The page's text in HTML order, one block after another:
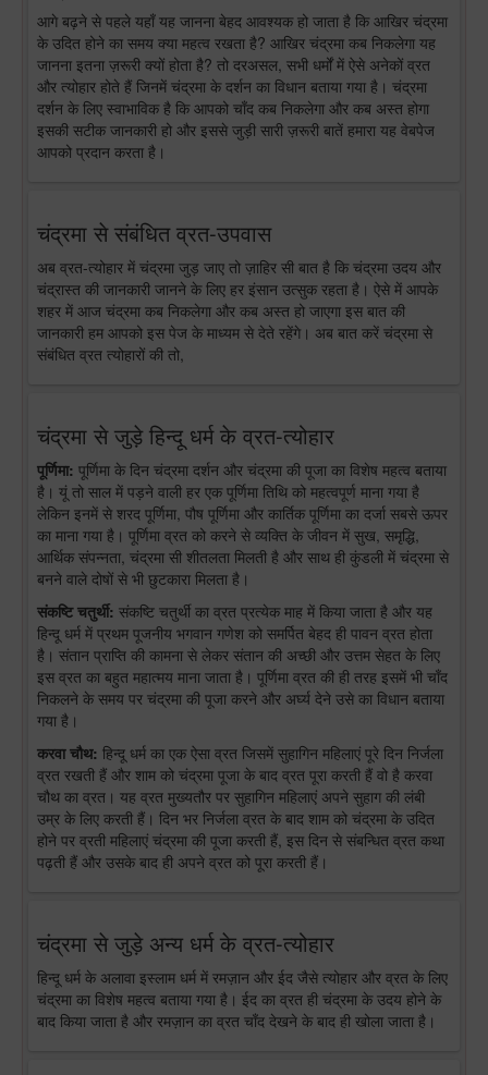
आगे बढ़ने से पहले यहाँ यह जानना बेहद आवश्यक हो जाता है कि आखिर चंद्रमा
के उदित होने का समय क्या महत्व रखता है? आखिर चंद्रमा कब निकलेगा यह
जानना इतना ज़रूरी क्यों होता है? तो दरअसल, सभी धर्मों में ऐसे अनेकों व्रत
और त्योहार होते हैं जिनमें चंद्रमा के दर्शन का विधान बताया गया है। चंद्रमा
दर्शन के लिए स्वाभाविक है कि आपको चाँद कब निकलेगा और कब अस्त होगा
इसकी सटीक जानकारी हो और इससे जुड़ी सारी ज़रूरी बातें हमारा यह वेबपेज
आपको प्रदान करता है।
चंद्रमा से संबंधित व्रत-उपवास
अब व्रत-त्योहार में चंद्रमा जुड़ जाए तो ज़ाहिर सी बात है कि चंद्रमा उदय और
चंद्रास्त की जानकारी जानने के लिए हर इंसान उत्सुक रहता है। ऐसे में आपके
शहर में आज चंद्रमा कब निकलेगा और कब अस्त हो जाएगा इस बात की
जानकारी हम आपको इस पेज के माध्यम से देते रहेंगे। अब बात करें चंद्रमा से
संबंधित व्रत त्योहारों की तो,
चंद्रमा से जुड़े हिन्दू धर्म के व्रत-त्योहार
पूर्णिमा: पूर्णिमा के दिन चंद्रमा दर्शन और चंद्रमा की पूजा का विशेष महत्व बताया
है। यूं तो साल में पड़ने वाली हर एक पूर्णिमा तिथि को महत्वपूर्ण माना गया है
लेकिन इनमें से शरद पूर्णिमा, पौष पूर्णिमा और कार्तिक पूर्णिमा का दर्जा सबसे ऊपर
का माना गया है। पूर्णिमा व्रत को करने से व्यक्ति के जीवन में सुख, समृद्धि,
आर्थिक संपन्नता, चंद्रमा सी शीतलता मिलती है और साथ ही कुंडली में चंद्रमा से
बनने वाले दोषों से भी छुटकारा मिलता है।
संकष्टि चतुर्थी: संकष्टि चतुर्थी का व्रत प्रत्येक माह में किया जाता है और यह
हिन्दू धर्म में प्रथम पूजनीय भगवान गणेश को समर्पित बेहद ही पावन व्रत होता
है। संतान प्राप्ति की कामना से लेकर संतान की अच्छी और उत्तम सेहत के लिए
इस व्रत का बहुत महात्मय माना जाता है। पूर्णिमा व्रत की ही तरह इसमें भी चाँद
निकलने के समय पर चंद्रमा की पूजा करने और अर्घ्य देने उसे का विधान बताया
गया है।
करवा चौथ: हिन्दू धर्म का एक ऐसा व्रत जिसमें सुहागिन महिलाएं पूरे दिन निर्जला
व्रत रखती हैं और शाम को चंद्रमा पूजा के बाद व्रत पूरा करती हैं वो है करवा
चौथ का व्रत। यह व्रत मुख्यतौर पर सुहागिन महिलाएं अपने सुहाग की लंबी
उम्र के लिए करती हैं। दिन भर निर्जला व्रत के बाद शाम को चंद्रमा के उदित
होने पर व्रती महिलाएं चंद्रमा की पूजा करती हैं, इस दिन से संबन्धित व्रत कथा
पढ़ती हैं और उसके बाद ही अपने व्रत को पूरा करती हैं।
चंद्रमा से जुड़े अन्य धर्म के व्रत-त्योहार
हिन्दू धर्म के अलावा इस्लाम धर्म में रमज़ान और ईद जैसे त्योहार और व्रत के लिए
चंद्रमा का विशेष महत्व बताया गया है। ईद का व्रत ही चंद्रमा के उदय होने के
बाद किया जाता है और रमज़ान का व्रत चाँद देखने के बाद ही खोला जाता है।